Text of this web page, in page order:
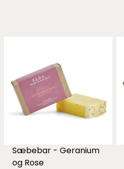
Sæbebar - Geranium
og Rose